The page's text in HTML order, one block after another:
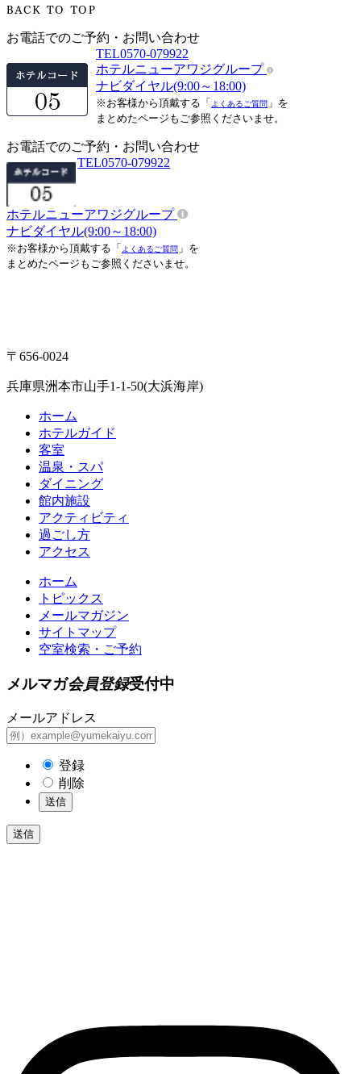
お電話でのご予約・お問い合わせ
TEL0570-079922
ホテルニューアワジグループ
ナビダイヤル(9:00～18:00)
※お客様から頂戴する「 よくあるご質問 」を
まとめたページもご参照くださいませ。
お電話でのご予約・お問い合わせ
TEL0570-079922
ホテルニューアワジグループ
ナビダイヤル(9:00～18:00)
※お客様から頂戴する「 よくあるご質問 」を
まとめたページもご参照くださいませ。
〒656-0024
兵庫県洲本市山手1-1-50(大浜海岸)
ホーム
ホテルガイド
客室
温泉・スパ
ダイニング
館内施設
アクティビティ
過ごし方
アクセス
ホーム
トピックス
メールマガジン
サイトマップ
空室検索・ご予約
メルマガ会員登録受付中
メールアドレス
登録
削除